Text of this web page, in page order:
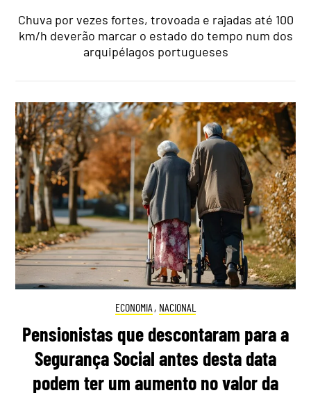
Chuva por vezes fortes, trovoada e rajadas até 100
km/h deverão marcar o estado do tempo num dos
arquipélagos portugueses
ECONOMIA , NACIONAL
Pensionistas que descontaram para a
Segurança Social antes desta data
podem ter um aumento no valor da